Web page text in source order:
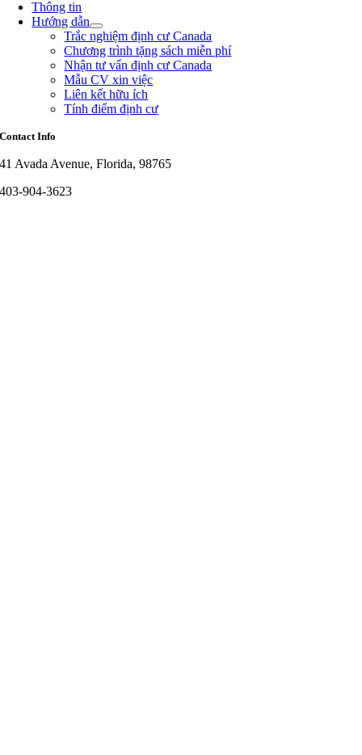
Thông tin
Hướng dẫn
Trắc nghiệm định cư Canada
Chương trình tặng sách miễn phí
Nhận tư vấn định cư Canada
Mẫu CV xin việc
Liên kết hữu ích
Tính điểm định cư
Contact Info
41 Avada Avenue, Florida, 98765
403-904-3623